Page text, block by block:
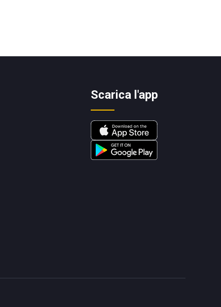
Scarica l'app